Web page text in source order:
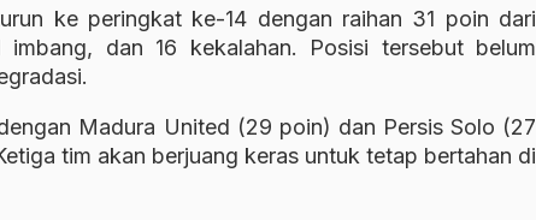
ke peringkat ke-14 dengan raihan 31 poin dari
imbang, dan 16 kekalahan. Posisi tersebut belum
Madura United (29 poin) dan Persis Solo (27
tim akan berjuang keras untuk tetap bertahan di